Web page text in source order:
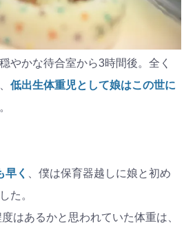
やかな待合室から3時間後。全く
低出生体重児として娘はこの世に
。
早く
、僕は保育器越しに娘と初め
た。
はあるかと思われていた体重は、